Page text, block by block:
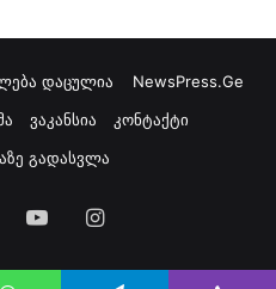
დაცულია NewsPress.Ge
ვაკანსია
კონტაქტი
გადასვლა
YouTubeInstagram